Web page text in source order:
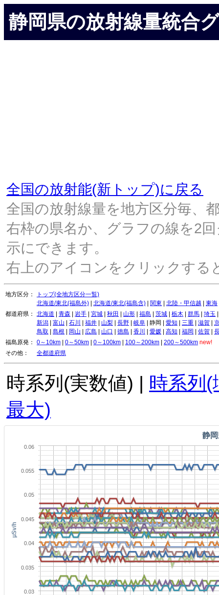
静岡県の放射線量統合
全国の放射能(新トップ)に戻る
全国の放射線量を地方区分毎、
右枠の県名か、グラフの線を2
示にできます。
右上のアイコンをクリックする
地方区分：
トップ(全地方区分一覧)
北海道/東北(福島外)
北海道/東北(福島含) 関東 北陸・甲信越 東海
都道府県：
北海道 青森 岩手 宮城 秋田 山形 福島 茨城 栃木 群馬 埼玉
新潟
富山 石川 福井 山梨 長野 岐阜 静岡 愛知 三重 滋賀
鳥取
島根 岡山 広島 山口 徳島 香川 愛媛 高知 福岡 佐賀
福島原発：
0～10km 0～50km 0～100km 100～200km 200～500km new!
その他：
全都道府県
時系列(実数値) | 時系列(
最大)
静
0.03
0.035
0.04
0.045
0.05
0.055
0.06
μSv/h